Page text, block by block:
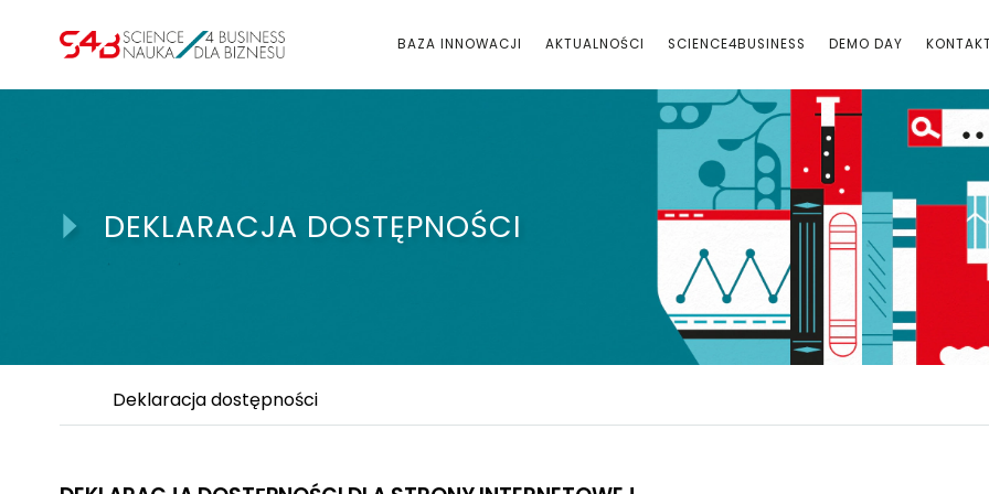
BAZA INNOWACJI AKTUALNOŚCI SCIENCE4BUSINESS DEMO DAY
DEKLARACJA DOSTĘPNOŚCI
Deklaracja dostępności